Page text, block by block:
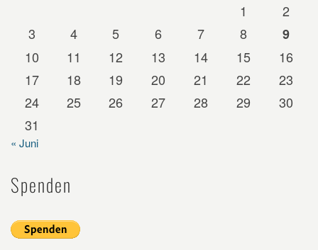
1
2
3
4 5 6 7 8
9
10
11 12 13 14 15
16
17
18 19 20 21 22
23
24
25 26 27 28 29
30
31
« Juni
Spenden